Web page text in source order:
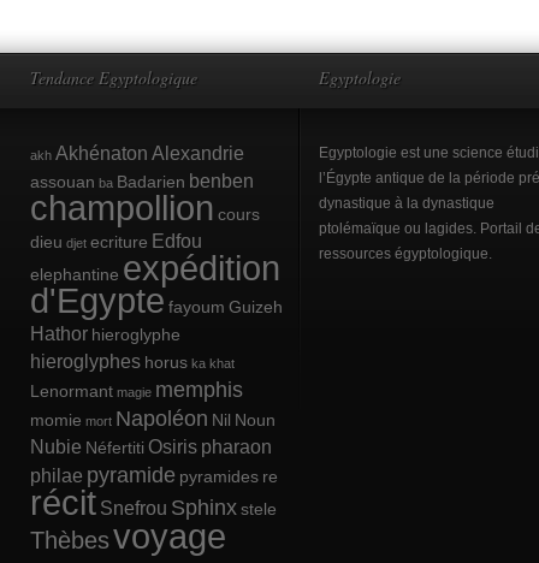
Tendance Egyptologique
akh Akhénaton Alexandrie
assouan ba Badarien benben
champollion cours
dieu djet ecriture Edfou
elephantine expédition
d'Egyptefayoum Guizeh
Hathor hieroglyphe
hieroglyphes horus ka khat
Lenormant magie memphis
momie mort Napoléon Nil Noun
Nubie Néfertiti Osiris pharaon
philae pyramide pyramides re
récit Snefrou Sphinxstele
Thèbesvoyage
Egyptologie
Egyptologie est une science
l’Égypte antique de la période
dynastique à la dynastique
ptolémaïque ou lagides. Portail
ressources égyptologique.